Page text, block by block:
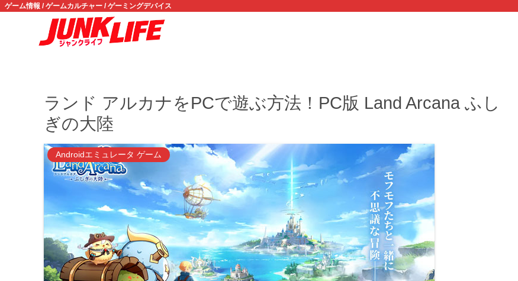
ゲーム情報 / ゲームカルチャー / ゲーミングデバイス
ランド アルカナをPCで遊ぶ方法！PC版 Land Arcana ふし
ぎの大陸
Androidエミュレータ ゲーム